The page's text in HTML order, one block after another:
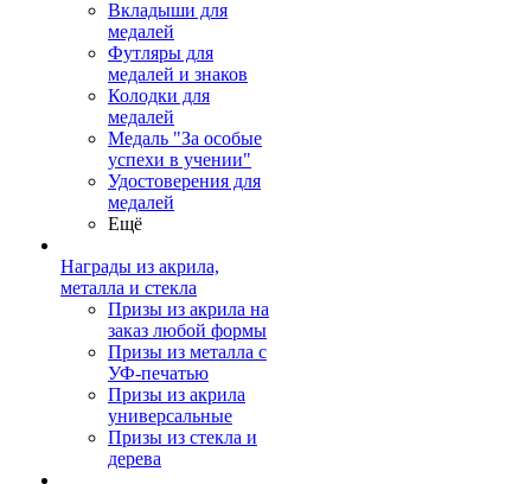
Вкладыши для
медалей
Футляры для
медалей и знаков
Колодки для
медалей
Медаль "За особые
успехи в учении"
Удостоверения для
медалей
Ещё
Награды из акрила,
металла и стекла
Призы из акрила на
заказ любой формы
Призы из металла с
УФ-печатью
Призы из акрила
универсальные
Призы из стекла и
дерева